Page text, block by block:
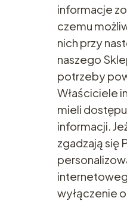
informacje
czemu
nich przy
naszego
potrzeby
Właściciele
mieli
informacji.
zgadzają się
wyłączenie